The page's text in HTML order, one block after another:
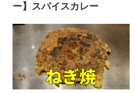
ー】スパイスカレー